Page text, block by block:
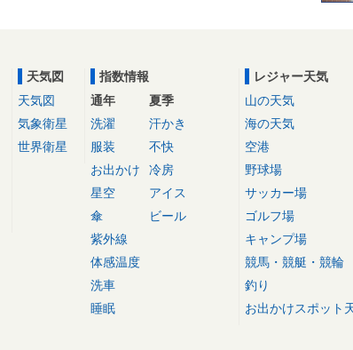
天気図
天気図
気象衛星
世界衛星
指数情報
通年
洗濯
服装
お出かけ
星空
傘
紫外線
体感温度
洗車
睡眠
夏季
汗かき
不快
冷房
アイス
ビール
レジャー天気
山の天気
海の天気
空港
野球場
サッカー場
ゴルフ場
キャンプ場
競馬・競艇・競輪
釣り
お出かけスポット